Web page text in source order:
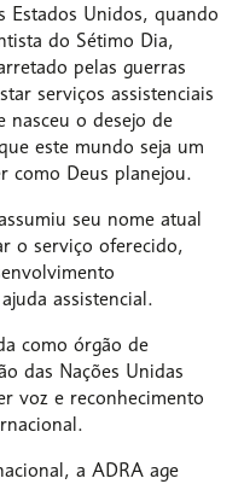
Estados Unidos, quando
do Sétimo Dia,
pelas guerras
serviços assistenciais
nasceu o desejo de
este mundo seja um
como Deus planejou.
seu nome atual
o serviço oferecido,
assistencial.
como órgão de
das Nações Unidas
voz e reconhecimento
a ADRA age